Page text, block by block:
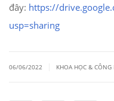
đây: https://
usp=sharing
06/06/2022 KHOA HỌC & CÔNG